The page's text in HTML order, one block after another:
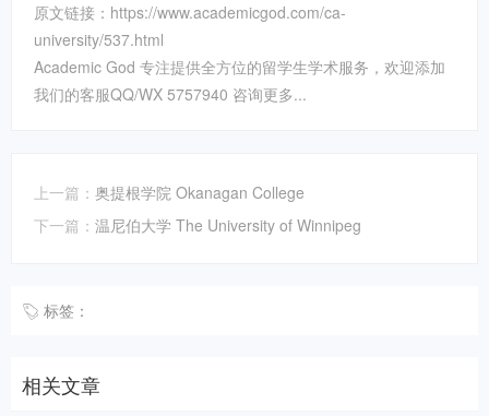
原文链接：https://www.academicgod.com/ca-
university/537.html
Academic God 专注提供全方位的留学生学术服务，欢迎添加
我们的客服QQ/WX 5757940 咨询更多...
上一篇： 奥提根学院 Okanagan College
下一篇： 温尼伯大学 The University of Winnipeg
标签：
相关文章